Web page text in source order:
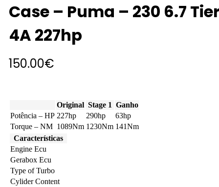
Case – Puma – 230 6.7
4A 227hp
150.00€
Original Stage 1 Ganho
Potência – HP 227hp 290hp
63hp
Torque – NM 1089Nm 1230Nm 141Nm
Características
Engine Ecu
Gerabox Ecu
Type of Turbo
Cylider Content